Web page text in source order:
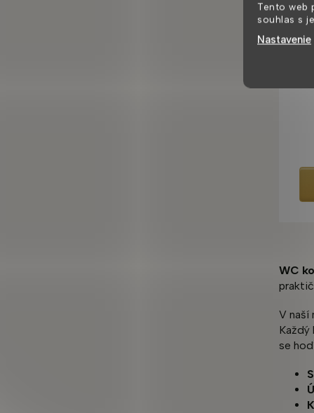
Tento web
souhlas s
Nastavenie
WC
V naší
Každý
se